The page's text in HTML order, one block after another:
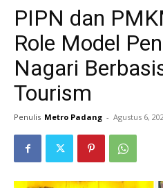
PIPN dan
Role Model
Nagari
Tourism
Penulis Metro Padang - Agustus 6,